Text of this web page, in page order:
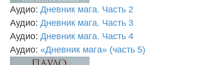
Аудио: Дневник мага. Часть 2
Аудио: Дневник мага. Часть 3
Аудио: Дневник мага. Часть 4
Аудио: «Дневник мага» (часть 5)